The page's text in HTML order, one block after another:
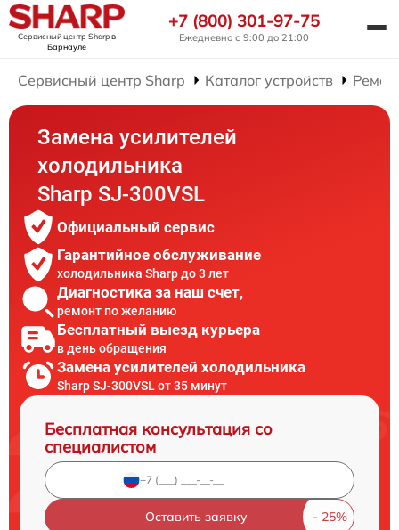
Сервисный центр Sharpв
Барнауле
+7 (800) 301-97-75
Ежедневно с 9:00 до 21:00
Сервисный центр Sharp Каталог устройств
Замена усилителей
холодильника
Sharp SJ-300VSL
Официальный сервис
Гарантийное обслуживание
холодильника Sharp до 3 лет
Диагностика за наш счет,
ремонт по желанию
Бесплатный выезд курьера
в день обращения
Замена усилителей холодильника
Sharp SJ-300VSL от 35 минут
Бесплатная консультация со
специалистом
Оставить заявку